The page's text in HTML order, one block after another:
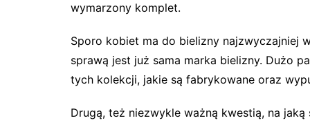
wymarzony komplet.
Sporo kobiet ma do bielizny najzwyczajniej
sprawą jest już sama marka bielizny. Dużo
tych kolekcji, jakie są fabrykowane oraz
Drugą, też niezwykle ważną kwestią, na